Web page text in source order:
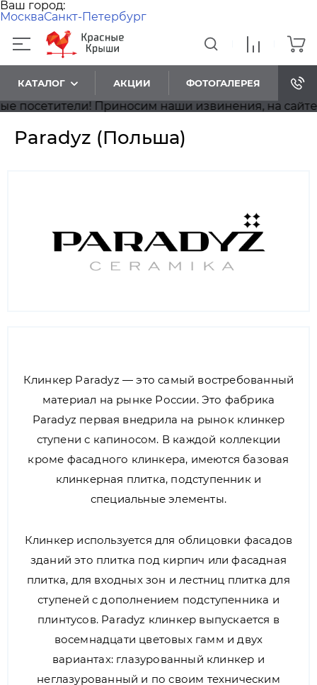
Ваш город:
МоскваСанкт-Петербург
КАТАЛОГ АКЦИИ ФОТОГАЛЕРЕЯ
Приносим наши извинения, на сайте идёт
Paradyz (Польша)
Клинкер Paradyz — это самый востребованный
материал на рынке России. Это фабрика
Paradyz первая внедрила на рынок клинкер
ступени с капиносом. В каждой коллекции
кроме фасадного клинкера, имеются базовая
клинкерная плитка, подступенник и
специальные элементы.
Клинкер используется для облицовки фасадов
зданий это плитка под кирпич или фасадная
плитка, для входных зон и лестниц плитка для
ступеней с дополнением подступенника и
плинтусов. Paradyz клинкер выпускается в
восемнадцати цветовых гамм и двух
вариантах: глазурованный клинкер и
неглазурованный и по своим техническим